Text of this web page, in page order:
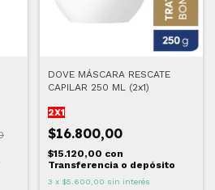
DOVE MÁSCARA RESCATE
CAPILAR 250 ML (2x1)
2X1
$16.800,00
$15.120,00 con
Transferencia o depósito
3 x $5.600,00 sin interés